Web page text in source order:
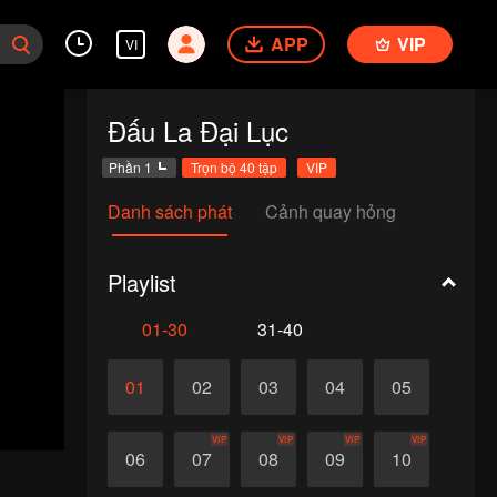
VI APP VIP
Đấu La Đại Lục
Phần 1 Trọn bộ 40 tập VIP
Danh sách phát Cảnh quay hỏng
Playlist
01-30 31-40
01 02 03 04 05
06 07
VIP
08
VIP
09
VIP
10
VIP